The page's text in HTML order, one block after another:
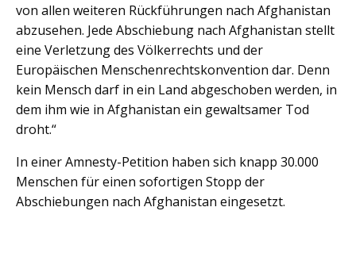
von allen weiteren Rückführungen nach Afghanistan
abzusehen. Jede Abschiebung nach Afghanistan stellt
eine Verletzung des Völkerrechts und der
Europäischen Menschenrechtskonvention dar. Denn
kein Mensch darf in ein Land abgeschoben werden, in
dem ihm wie in Afghanistan ein gewaltsamer Tod
droht.“
In einer Amnesty-Petition haben sich knapp 30.000
Menschen für einen sofortigen Stopp der
Abschiebungen nach Afghanistan eingesetzt.